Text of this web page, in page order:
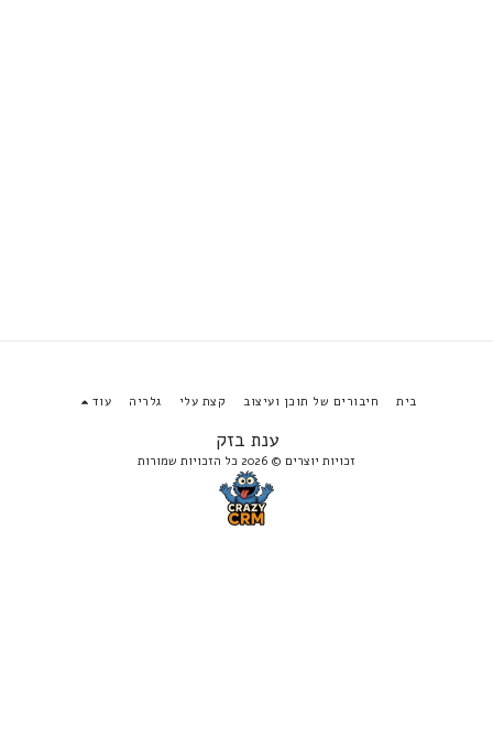
ענת בזק
זכויות יוצרים © 2026 כל הזכויות שמורות
בית חיבורים של תוכן ועיצוב קצת עלי גלריה עוד